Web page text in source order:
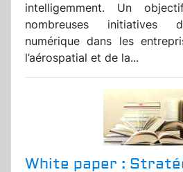
intelligemment. Un
nombreuses initiatives
numérique dans les
l’aérospatial et de la...
White paper :